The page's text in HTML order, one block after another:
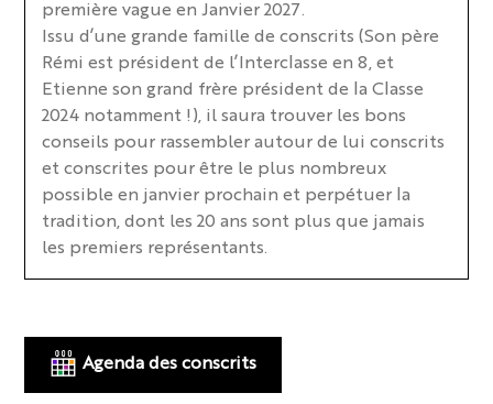
première vague en Janvier 2027.
Issu d’une grande famille de conscrits (Son père
Rémi est président de l’Interclasse en 8, et
Etienne son grand frère président de la Classe
2024 notamment !), il saura trouver les bons
conseils pour rassembler autour de lui conscrits
et conscrites pour être le plus nombreux
possible en janvier prochain et perpétuer la
tradition, dont les 20 ans sont plus que jamais
les premiers représentants.
Agenda des conscrits